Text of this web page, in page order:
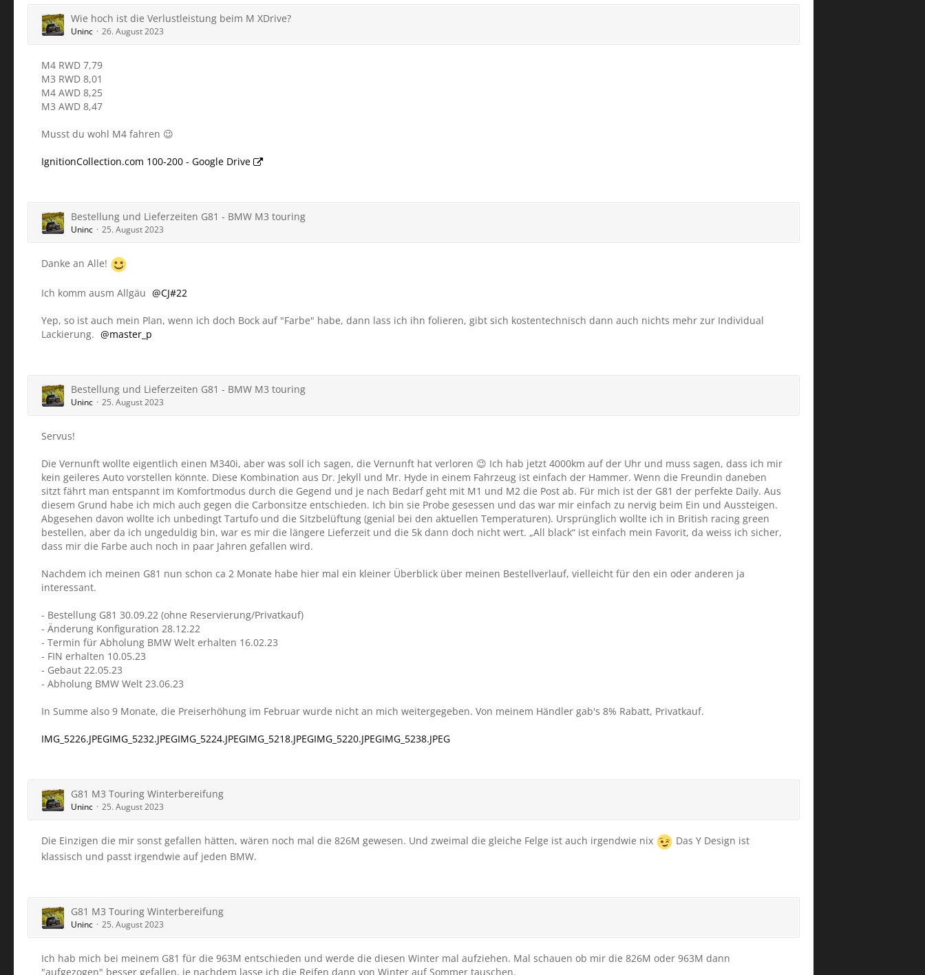
Wie hoch ist die Verlustleistung beim M XDrive?
Uninc 26. August 2023
M4 RWD 7,79
M3 RWD 8,01
M4 AWD 8,25
M3 AWD 8,47
Musst du wohl M4 fahren 😉
IgnitionCollection.com 100-200 - Google Drive
Bestellung und Lieferzeiten G81 - BMW M3 touring
Uninc 25. August 2023
Danke an Alle!
Ich komm ausm Allgäu CJ#22
Yep, so ist auch mein Plan, wenn ich doch Bock auf "Farbe" habe, dann lass ich ihn folieren, gibt sich kostentechnisch dann auch nichts mehr zur Individual
Lackierung.
master_p
Bestellung und Lieferzeiten G81 - BMW M3 touring
Uninc 25. August 2023
Servus!
Die Vernunft wollte eigentlich einen M340i, aber was soll ich sagen, die Vernunft hat verloren 😉 Ich hab jetzt 4000km auf der Uhr und muss sagen, dass ich mir
kein geileres Auto vorstellen könnte. Diese Kombination aus Dr. Jekyll und Mr. Hyde in einem Fahrzeug ist einfach der Hammer. Wenn die Freundin daneben
sitzt fährt man entspannt im Komfortmodus durch die Gegend und je nach Bedarf geht mit M1 und M2 die Post ab. Für mich ist der G81 der perfekte Daily. Aus
diesem Grund habe ich mich auch gegen die Carbonsitze entschieden. Ich bin sie Probe gesessen und das war mir einfach zu nervig beim Ein und Aussteigen.
Abgesehen davon wollte ich unbedingt Tartufo und die Sitzbelüftung (genial bei den aktuellen Temperaturen). Ursprünglich wollte ich in British racing green
bestellen, aber da ich ungeduldig bin, war es mir die längere Lieferzeit und die 5k dann doch nicht wert. „All black“ ist einfach mein Favorit, da weiss ich sicher,
dass mir die Farbe auch noch in paar Jahren gefallen wird.
Nachdem ich meinen G81 nun schon ca 2 Monate habe hier mal ein kleiner Überblick über meinen Bestellverlauf, vielleicht für den ein oder anderen ja
interessant.
- Bestellung G81 30.09.22 (ohne Reservierung/Privatkauf)
- Änderung Konfiguration 28.12.22
- Termin für Abholung BMW Welt erhalten 16.02.23
- FIN erhalten 10.05.23
- Gebaut 22.05.23
- Abholung BMW Welt 23.06.23
In Summe also 9 Monate, die Preiserhöhung im Februar wurde nicht an mich weitergegeben. Von meinem Händler gab's 8% Rabatt, Privatkauf.
IMG_5226.JPEGIMG_5232.JPEGIMG_5224.JPEGIMG_5218.JPEGIMG_5220.JPEGIMG_5238.JPEG
G81 M3 Touring Winterbereifung
Uninc 25. August 2023
Die Einzigen die mir sonst gefallen hätten, wären noch mal die 826M gewesen. Und zweimal die gleiche Felge ist auch irgendwie nix
Das Y Design ist
klassisch und passt irgendwie auf jeden BMW.
G81 M3 Touring Winterbereifung
Uninc 25. August 2023
Ich hab mich bei meinem G81 für die 963M entschieden und werde die diesen Winter mal aufziehen. Mal schauen ob mir die 826M oder 963M dann
"aufgezogen" besser gefallen, je nachdem lasse ich die Reifen dann von Winter auf Sommer tauschen.